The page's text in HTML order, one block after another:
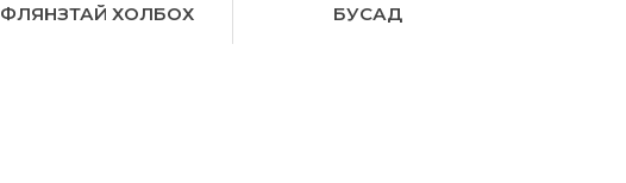
ФЛЯНЗТАЙ ХОЛБОХ БУСАД